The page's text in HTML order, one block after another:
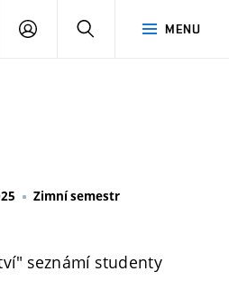
MENU
PŘIHLÁŠENÍ
Zimní semestr
seznámí studenty